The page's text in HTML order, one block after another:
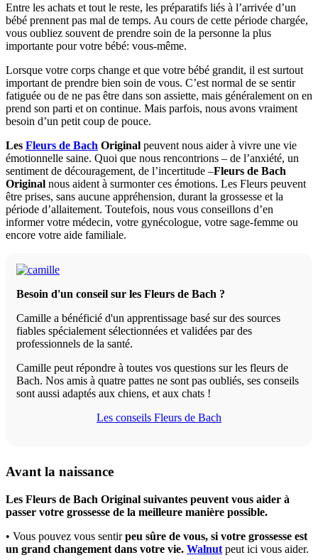
Entre les achats et tout le reste, les préparatifs liés à l’arrivée d’un
bébé prennent pas mal de temps. Au cours de cette période chargée,
vous oubliez souvent de prendre soin de la personne la plus
importante pour votre bébé: vous-même.
Lorsque votre corps change et que votre bébé grandit, il est surtout
important de prendre bien soin de vous. C’est normal de se sentir
fatiguée ou de ne pas être dans son assiette, mais généralement on en
prend son parti et on continue. Mais parfois, nous avons vraiment
besoin d’un petit coup de pouce.
Les Fleurs de Bach Original peuvent nous aider à vivre une vie
émotionnelle saine. Quoi que nous rencontrions – de l’anxiété, un
sentiment de découragement, de l’incertitude –Fleurs de Bach
Original nous aident à surmonter ces émotions. Les Fleurs peuvent
être prises, sans aucune appréhension, durant la grossesse et la
période d’allaitement. Toutefois, nous vous conseillons d’en
informer votre médecin, votre gynécologue, votre sage-femme ou
encore votre aide familiale.
Besoin d'un conseil sur les Fleurs de Bach ?
Camille a bénéficié d'un apprentissage basé sur des sources
fiables spécialement sélectionnées et validées par des
professionnels de la santé.
Camille peut répondre à toutes vos questions sur les fleurs de
Bach. Nos amis à quatre pattes ne sont pas oubliés, ses conseils
sont aussi adaptés aux chiens, et aux chats !
Les conseils Fleurs de Bach
Avant la naissance
Les Fleurs de Bach Original suivantes peuvent vous aider à
passer votre grossesse de la meilleure manière possible.
• Vous pouvez vous sentirpeu sûre de vous, si votre grossesse est
un grand changement dans votre vie. Walnut peut ici vous aider.